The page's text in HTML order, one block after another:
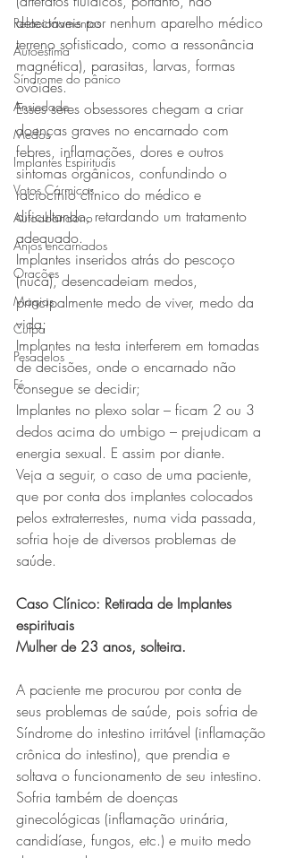
Relacionamentos
Autoestima
Síndrome do pânico
Ansiedade
Medos
Implantes Espirituais
Votos Cármicos
Autoabandono
Anjos encarnados
Orações
Magias
Culpa
Pesadelos
Fé
detectáveis por nenhum aparelho médico
terreno sofisticado, como a ressonância
magnética), parasitas, larvas, formas
ovóides.
Esses seres obsessores chegam a criar
doenças graves no encarnado com
febres, inflamações, dores e outros
sintomas orgânicos, confundindo o
raciocínio clínico do médico e
dificultando, retardando um tratamento
adequado.
Implantes inseridos atrás do pescoço
(nuca), desencadeiam medos,
principalmente medo de viver, medo da
vida;
Implantes na testa interferem em tomadas
de decisões, onde o encarnado não
consegue se decidir;
Implantes no plexo solar – ficam 2 ou 3
dedos acima do umbigo – prejudicam a
energia sexual. E assim por diante.
Veja a seguir, o caso de uma paciente,
que por conta dos implantes colocados
pelos extraterrestes, numa vida passada,
sofria hoje de diversos problemas de
saúde.
Caso Clínico: Retirada de Implantes
espirituais
Mulher de 23 anos, solteira.
A paciente me procurou por conta de
seus problemas de saúde, pois sofria de
Síndrome do intestino irritável (inflamação
crônica do intestino), que prendia e
soltava o funcionamento de seu intestino.
Sofria também de doenças
ginecológicas (inflamação urinária,
candidíase, fungos, etc.) e muito medo